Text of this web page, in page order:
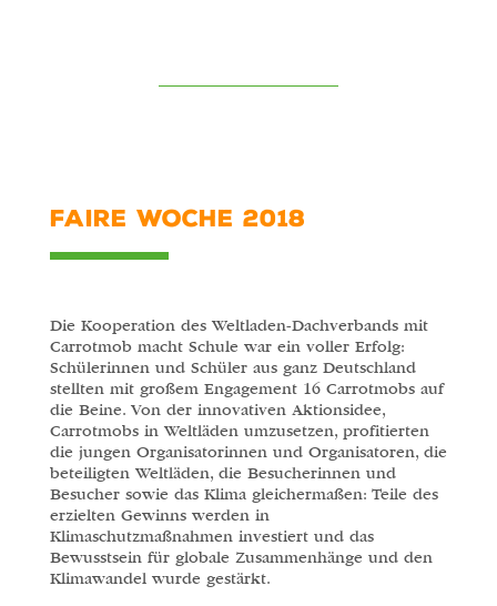
FAIRE WOCHE 2018
Die Kooperation des Weltladen-Dachverbands mit
Carrotmob macht Schule war ein voller Erfolg:
Schülerinnen und Schüler aus ganz Deutschland
stellten mit großem Engagement 16 Carrotmobs auf
die Beine. Von der innovativen Aktionsidee,
Carrotmobs in Weltläden umzusetzen, profitierten
die jungen Organisatorinnen und Organisatoren, die
beteiligten Weltläden, die Besucherinnen und
Besucher sowie das Klima gleichermaßen: Teile des
erzielten Gewinns werden in
Klimaschutzmaßnahmen investiert und das
Bewusstsein für globale Zusammenhänge und den
Klimawandel wurde gestärkt.